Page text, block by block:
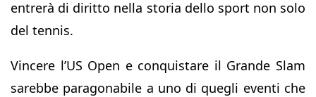
entrerà di diritto nella storia dello sport non solo
del tennis.
Vincere l’US Open e conquistare il Grande Slam
sarebbe paragonabile a uno di quegli eventi che